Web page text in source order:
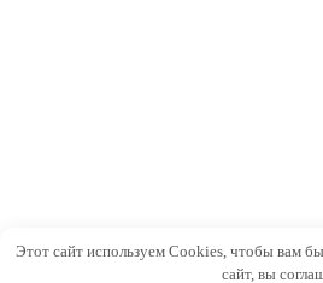
Этот сайт используем Cookies, чтобы вам
сайт, вы